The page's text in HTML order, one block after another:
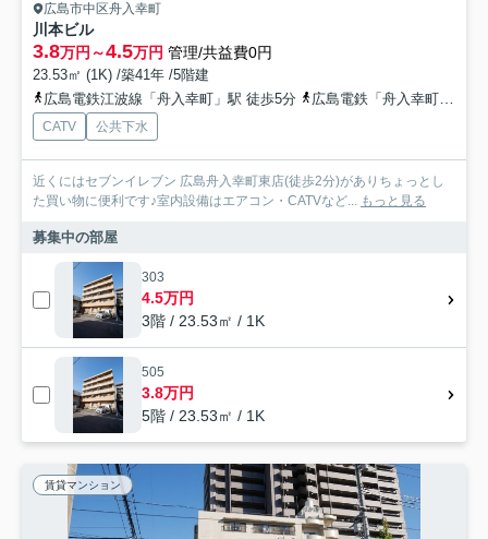
広島市中区舟入幸町
川本ビル
3.8万円～4.5万円 管理/共益費0円
23.53㎡ (1K) /築41年 /5階建
広島電鉄江波線「舟入幸町」駅 徒歩5分
広島電鉄「舟入幸町」バス停下車 徒歩5分
CATV 公共下水
近くにはセブンイレブン 広島舟入幸町東店(徒歩2分)がありちょっとし
た買い物に便利です♪室内設備はエアコン・CATVなど... もっと見る
募集中の部屋
303
4.5万円
3階 / 23.53㎡ / 1K
505
3.8万円
5階 / 23.53㎡ / 1K
賃貸マンション